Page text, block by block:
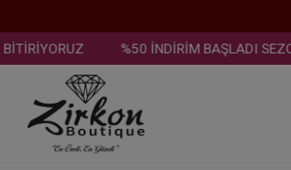
%50 İNDİRİM BAŞLADI SEZONU BİTİRİYORUZ